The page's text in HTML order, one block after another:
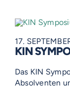
17.
KIN
Das KIN
Absolventen